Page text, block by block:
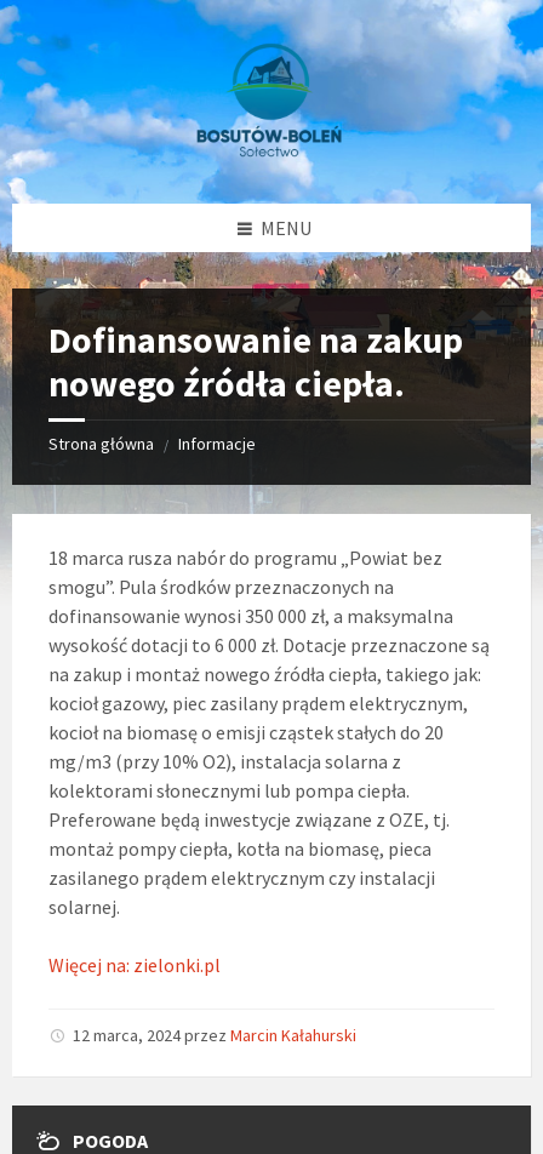
Przejdź
do
treści
Przejdź
do
lewego
paska
bocznego
Przejdź
do
prawego
paska
bocznego
Przejdź
do
stopki
MENU
Dofinansowanie na zakup
nowego źródła ciepła.
Strona główna / Informacje
18 marca rusza nabór do programu „Powiat bez
smogu”. Pula środków przeznaczonych na
dofinansowanie wynosi 350 000 zł, a maksymalna
wysokość dotacji to 6 000 zł. Dotacje przeznaczone są
na zakup i montaż nowego źródła ciepła, takiego jak:
kocioł gazowy, piec zasilany prądem elektrycznym,
kocioł na biomasę o emisji cząstek stałych do 20
mg/m3 (przy 10% O2), instalacja solarna z
kolektorami słonecznymi lub pompa ciepła.
Preferowane będą inwestycje związane z OZE, tj.
montaż pompy ciepła, kotła na biomasę, pieca
zasilanego prądem elektrycznym czy instalacji
solarnej.
Więcej na: zielonki.pl
12 marca, 2024przez Marcin Kałahurski
POGODA